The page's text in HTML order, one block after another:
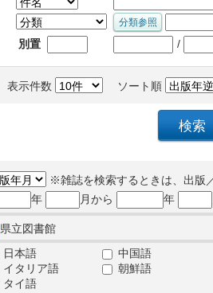
別置 /
表示件数 ソート順
※雑誌を検索するときは、出版
年
月から 年
県立図書館
日本語
中国語
イタリア語
朝鮮語
タイ語